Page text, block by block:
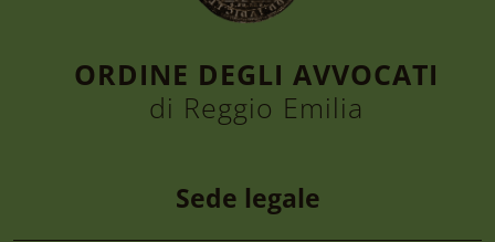
ORDINE DEGLI AVVOCATI
di Reggio Emilia
Sede legale